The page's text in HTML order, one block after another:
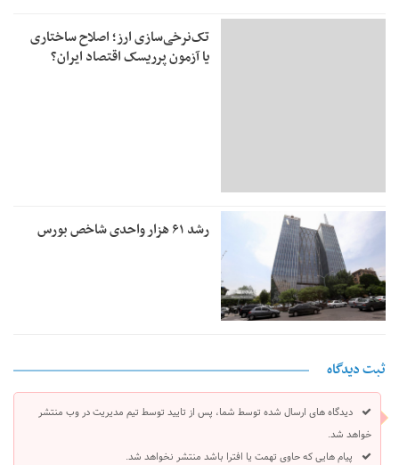
تک‌نرخی‌سازی ارز؛ اصلاح ساختاری
یا آزمون پرریسک اقتصاد ایران؟
رشد ۶۱ هزار واحدی شاخص بورس
ثبت دیدگاه
دیدگاه های ارسال شده توسط شما، پس از تایید توسط تیم مدیریت در وب منتشر
خواهد شد.
پیام هایی که حاوی تهمت یا افترا باشد منتشر نخواهد شد.